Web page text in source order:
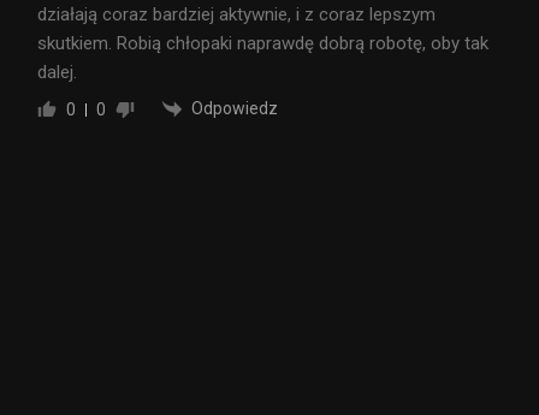
działają coraz bardziej aktywnie, i z coraz lepszym
skutkiem. Robią chłopaki naprawdę dobrą robotę, oby tak
dalej.
0 0 Odpowiedz